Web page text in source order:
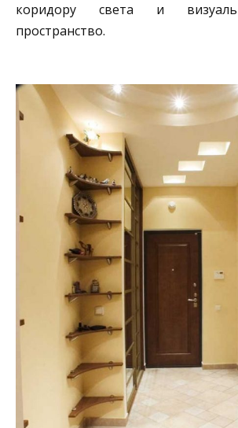
коридору света и
пространство.